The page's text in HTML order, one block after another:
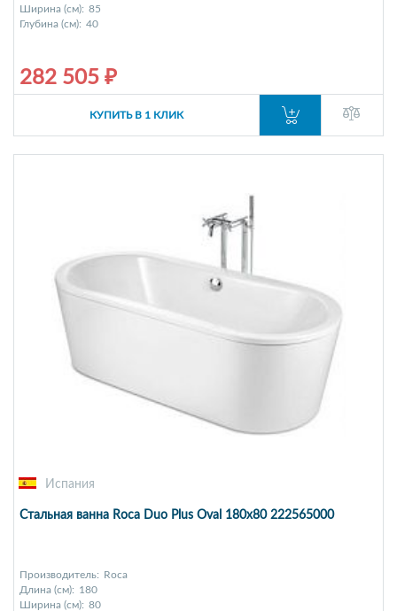
Ширина (см): 85
Глубина (см): 40
282 505 ₽
КУПИТЬ В 1 КЛИК
Испания
Стальная ванна Roca Duo Plus Oval 180x80 222565000
Производитель:
Roca
Длина (см): 180
Ширина (см): 80